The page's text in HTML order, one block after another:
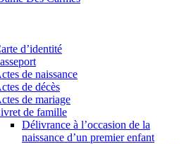
d’identité
de naissance
de décès
de mariage
de famille
Délivrance à l’occasion de la
naissance d’un premier enfant